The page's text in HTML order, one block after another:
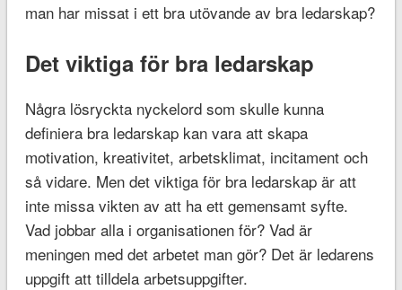
man har missat i ett bra utövande av bra ledarskap?
Det viktiga för bra ledarskap
Några lösryckta nyckelord som skulle kunna
definiera bra ledarskap kan vara att skapa
motivation, kreativitet, arbetsklimat, incitament och
så vidare. Men det viktiga för bra ledarskap är att
inte missa vikten av att ha ett gemensamt syfte.
Vad jobbar alla i organisationen för? Vad är
meningen med det arbetet man gör? Det är ledarens
uppgift att tilldela arbetsuppgifter.